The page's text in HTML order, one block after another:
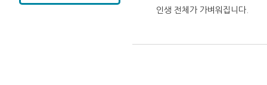
인생 전체가 가벼워집니다.